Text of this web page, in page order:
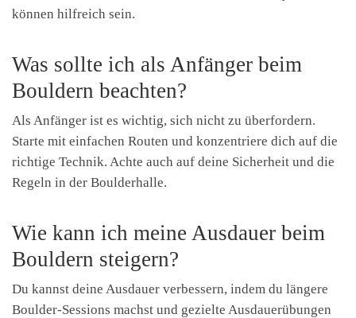
können hilfreich sein.
Was sollte ich als Anfänger beim
Bouldern beachten?
Als Anfänger ist es wichtig, sich nicht zu überfordern.
Starte mit einfachen Routen und konzentriere dich auf die
richtige Technik. Achte auch auf deine Sicherheit und die
Regeln in der Boulderhalle.
Wie kann ich meine Ausdauer beim
Bouldern steigern?
Du kannst deine Ausdauer verbessern, indem du längere
Boulder-Sessions machst und gezielte Ausdauerübungen